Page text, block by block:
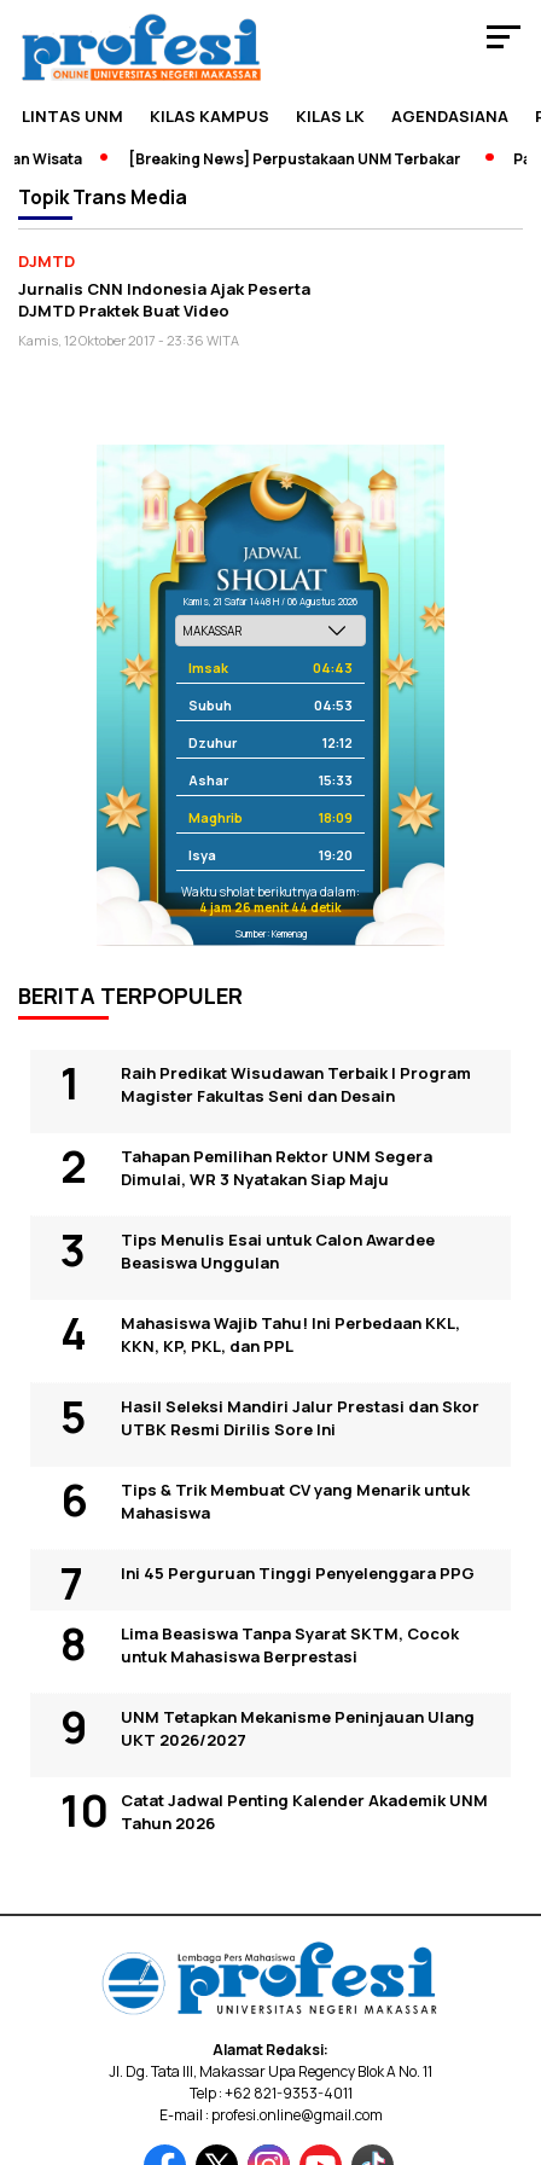
LINTAS UNM KILAS KAMPUS KILAS LK AGENDASIANA
Wisata [Breaking News] Perpustakaan UNM Terbakar
TopikTrans Media
DJMTD
Jurnalis CNN Indonesia Ajak Peserta
DJMTD Praktek Buat Video
Kamis, 12 Oktober 2017 - 23:36 WITA
Kamis, 21 Safar 1448 H / 06 Agustus 2026
Imsak 04:43
Subuh 04:53
Dzuhur 12:12
Ashar 15:33
Maghrib 18:09
Isya 19:20
Waktu sholat berikutnya dalam:
4 jam 26 menit 44 detik
Sumber: Kemenag
BERITA TERPOPULER
Raih Predikat Wisudawan Terbaik I Program
Magister Fakultas Seni dan Desain
Tahapan Pemilihan Rektor UNM Segera
Dimulai, WR 3 Nyatakan Siap Maju
Tips Menulis Esai untuk Calon Awardee
Beasiswa Unggulan
Mahasiswa Wajib Tahu! Ini Perbedaan KKL,
KKN, KP, PKL, dan PPL
Hasil Seleksi Mandiri Jalur Prestasi dan Skor
UTBK Resmi Dirilis Sore Ini
Tips & Trik Membuat CV yang Menarik untuk
Mahasiswa
Ini 45 Perguruan Tinggi Penyelenggara PPG
Lima Beasiswa Tanpa Syarat SKTM, Cocok
untuk Mahasiswa Berprestasi
UNM Tetapkan Mekanisme Peninjauan Ulang
UKT 2026/2027
Catat Jadwal Penting Kalender Akademik UNM
Tahun 2026
Alamat Redaksi:
Jl. Dg. Tata III, Makassar Upa Regency Blok A No. 11
Telp : +62 821-9353-4011
E-mail : profesi.online@gmail.com